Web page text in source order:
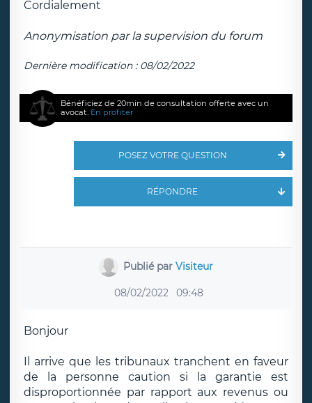
Cordialement
Anonymisation par la supervision du forum
Dernière modification : 08/02/2022
Bénéficiez de 20min de consultation offerte avec un
avocat. En profiter
POSEZ VOTRE QUESTION
RÉPONDRE
Publié parVisiteur
08/02/2022 09:48
Bonjour
Il arrive que les tribunaux tranchent en faveur
de la personne caution si la garantie est
disproportionnée par rapport aux revenus ou